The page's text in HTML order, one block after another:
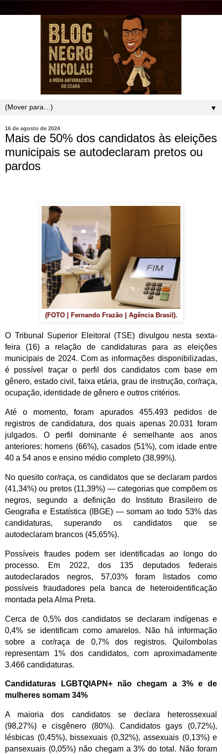
▼
16 de agosto de 2024
Mais de 50% dos candidatos às eleições
municipais se autodeclaram pretos ou
pardos
(FOTO | Fernando Frazão | Agência Brasil).
O Tribunal Superior Eleitoral (TSE) divulgou nesta sexta-
feira (16) a relação de candidaturas para as eleições
municipais de 2024. Com as informações disponibilizadas,
é possível traçar o perfil dos candidatos com base em
gênero, estado civil, faixa etária, grau de instrução, cor/raça,
ocupação, identidade de gênero e outros critérios.
Até o momento, foram apurados 455.493 pedidos de
registros de candidatura, dos quais apenas 20.031 foram
julgados. O perfil dominante é semelhante aos anos
anteriores: homens (66%), casados (51%), com idade entre
40 a 54 anos e ensino médio completo (38,99%).
No quesito cor/raça, os candidatos que se declaram pardos
(41,34%) ou pretos (11,39%) — categorias que compõem os
negros, segundo a definição do Instituto Brasileiro de
Geografia e Estatística (IBGE) — somam ao todo 53% das
candidaturas, superando os candidatos que se
autodeclaram brancos (45,65%).
Possíveis fraudes podem ser identificadas ao longo do
processo. Em 2022, dos 135 deputados federais
autodeclarados negros, 57,03% foram listados como
possíveis fraudadores pela banca de heteroidentificação
montada pela Alma Preta.
Cerca de 0,5% dos candidatos se declaram indígenas e
0,4% se identificam como amarelos. Não há informação
sobre a cor/raça de 0,7% dos registros. Quilombolas
representam 1% dos candidatos, com aproximadamente
3.466 candidaturas.
Candidaturas LGBTQIAPN+ não chegam a 3% e de
mulheres somam 34%
A maioria dos candidatos se declara heterossexual
(98,27%) e cisgênero (80%). Candidatos gays (0,72%),
lésbicas (0,45%), bissexuais (0,32%), assexuais (0,13%) e
pansexuais (0,05%) não chegam a 3% do total. Não foram